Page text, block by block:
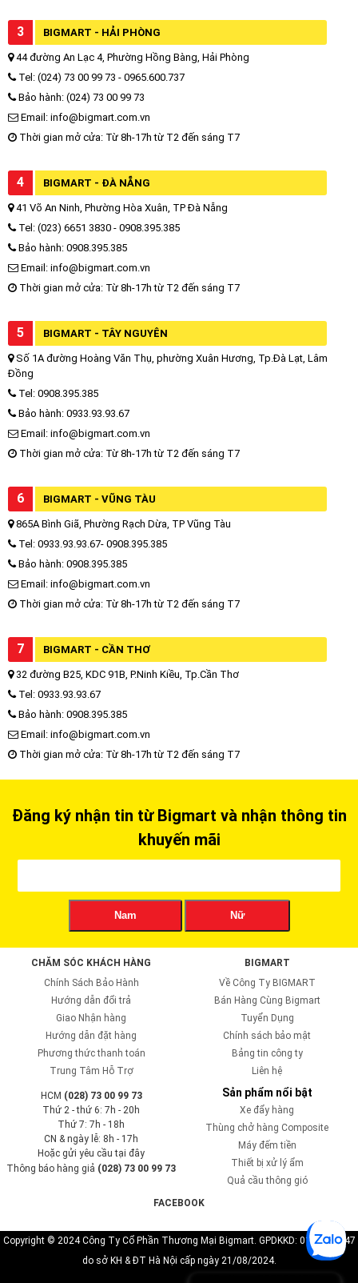
3 BIGMART - HẢI PHÒNG
44 đường An Lạc 4, Phường Hồng Bàng, Hải Phòng
Tel: (024) 73 00 99 73 - 0965.600.737
Bảo hành: (024) 73 00 99 73
Email: info@bigmart.com.vn
Thời gian mở cửa: Từ 8h-17h từ T2 đến sáng T7
4 BIGMART - ĐÀ NẴNG
41 Võ An Ninh, Phường Hòa Xuân, TP Đà Nẵng
Tel: (023) 6651 3830 - 0908.395.385
Bảo hành: 0908.395.385
Email: info@bigmart.com.vn
Thời gian mở cửa: Từ 8h-17h từ T2 đến sáng T7
5 BIGMART - TÂY NGUYÊN
Số 1A đường Hoàng Văn Thụ, phường Xuân Hương, Tp.Đà Lạt, Lâm
Đồng
Tel: 0908.395.385
Bảo hành: 0933.93.93.67
Email: info@bigmart.com.vn
Thời gian mở cửa: Từ 8h-17h từ T2 đến sáng T7
6 BIGMART - VŨNG TÀU
865A Bình Giã, Phường Rạch Dừa, TP Vũng Tàu
Tel: 0933.93.93.67- 0908.395.385
Bảo hành: 0908.395.385
Email: info@bigmart.com.vn
Thời gian mở cửa: Từ 8h-17h từ T2 đến sáng T7
7 BIGMART - CẦN THƠ
32 đường B25, KDC 91B, P.Ninh Kiều, Tp.Cần Thơ
Tel: 0933.93.93.67
Bảo hành: 0908.395.385
Email: info@bigmart.com.vn
Thời gian mở cửa: Từ 8h-17h từ T2 đến sáng T7
Đăng ký nhận tin từ Bigmart và nhận thông tin
khuyến mãi
Nam Nữ
CHĂM SÓC KHÁCH HÀNG
Chính Sách Bảo Hành
Hướng dẫn đổi trả
Giao Nhận hàng
Hướng dẫn đặt hàng
Phương thức thanh toán
Trung Tâm Hỗ Trợ
BIGMART
Về Công Ty BIGMART
Bán Hàng Cùng Bigmart
Tuyển Dụng
Chính sách bảo mật
Bảng tin công ty
Liên hệ
HCM (028) 73 00 99 73
Thứ 2 - thứ 6: 7h - 20h
Thứ 7: 7h - 18h
CN & ngày lễ: 8h - 17h
Hoặc gửi yêu cầu tại đây
Thông báo hàng giả (028) 73 00 99 73
Sản phẩm nổi bật
Xe đẩy hàng
Thùng chở hàng Composite
Máy đếm tiền
Thiết bị xử lý ẩm
Quả cầu thông gió
FACEBOOK
Copyright © 2024 Công Ty Cổ Phần Thương Mại Bigmart. GPDKKD: 0110819747
do sở KH & ĐT Hà Nội cấp ngày 21/08/2024.